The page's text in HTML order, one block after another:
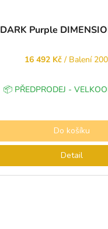
DARK Purple
16 492 Kč / Balení
📦 PŘEDPRODEJ -
Do košíku
Detail